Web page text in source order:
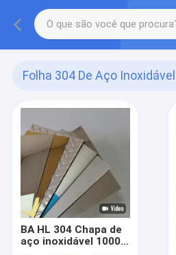
Folha 304 De Aço Inoxidável
BA HL 304 Chapa de
aço inoxidável 1000